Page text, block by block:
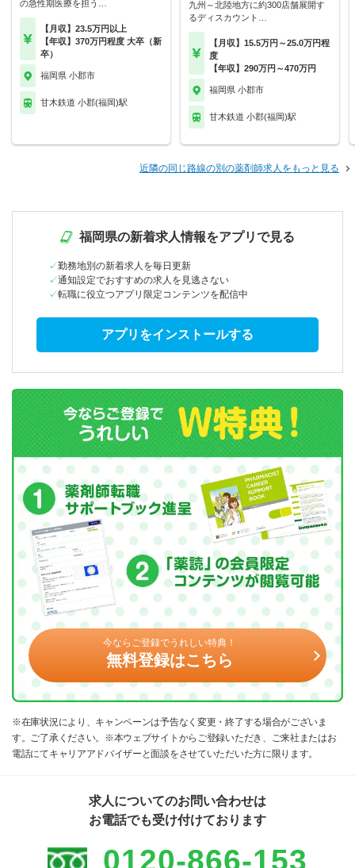
の急性期医療を担う…
【月収】23.5万円以上
【年収】370万円程度 大卒（新
卒）
福岡県 小郡市
甘木鉄道 小郡(福岡)駅
九州～北陸地方に約300店舗展開す
るディスカウント…
【月収】15.5万円～25.0万円程
度
【年収】290万円～470万円
福岡県 小郡市
甘木鉄道 小郡(福岡)駅
近隣の同じ路線の別の薬剤師求人をもっと見る
福岡県の新着求人情報をアプリで見る
勤務地別の新着求人を毎日更新
通知設定でおすすめの求人を見逃さない
転職に役立つアプリ限定コンテンツを配信中
アプリをインストールする
今ならご登録でうれしい特典！
無料登録はこちら
※在庫状況により、キャンペーンは予告なく変更・終了する場合がございま
す。ご了承ください。※本ウェブサイトからご登録いただき、ご来社またはお
電話にてキャリアアドバイザーと面談をさせていただいた方に限ります。
求人についてのお問い合わせは
お電話でも受け付けております
0120-866-153